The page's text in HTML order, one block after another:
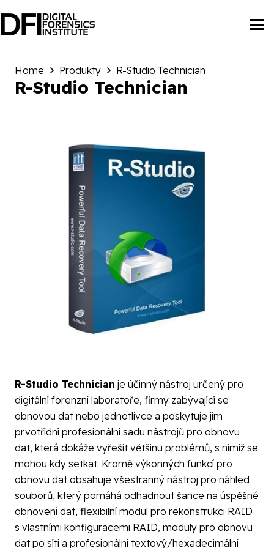
Home Produkty R-Studio Technician
R-Studio Technician
R-Studio Technician je účinný nástroj určený pro
digitální forenzní laboratoře, firmy zabývající se
obnovou dat nebo jednotlivce a poskytuje jim
prvotřídní profesionální sadu nástrojů pro obnovu
dat, která dokáže vyřešit většinu problémů, s nimiž se
mohou kdy setkat. Kromě výkonných funkcí pro
obnovu dat obsahuje všestranný nástroj pro náhled
souborů, který pomáhá odhadnout šance na úspěšné
obnovení dat, flexibilní modul pro rekonstrukci RAID
s vlastními konfiguracemi RAID, moduly pro obnovu
dat po síti a profesionální textový/hexadecimální